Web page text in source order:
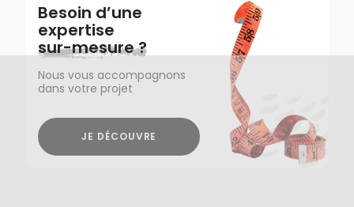
Besoin d’une
expertise
sur-mesure ?
Nous vous accompagnons
dans votre projet
JE DÉCOUVRE